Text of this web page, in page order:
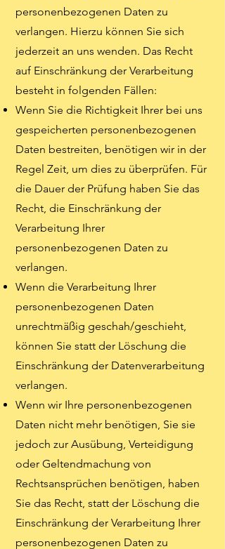
personenbezogenen Daten zu
verlangen. Hierzu können Sie sich
jederzeit an uns wenden. Das Recht
auf Einschränkung der Verarbeitung
besteht in folgenden Fällen:
Wenn Sie die Richtigkeit Ihrer bei uns
gespeicherten personenbezogenen
Daten bestreiten, benötigen wir in der
Regel Zeit, um dies zu überprüfen. Für
die Dauer der Prüfung haben Sie das
Recht, die Einschränkung der
Verarbeitung Ihrer
personenbezogenen Daten zu
verlangen.
Wenn die Verarbeitung Ihrer
personenbezogenen Daten
unrechtmäßig geschah/geschieht,
können Sie statt der Löschung die
Einschränkung der Datenverarbeitung
verlangen.
Wenn wir Ihre personenbezogenen
Daten nicht mehr benötigen, Sie sie
jedoch zur Ausübung, Verteidigung
oder Geltendmachung von
Rechtsansprüchen benötigen, haben
Sie das Recht, statt der Löschung die
Einschränkung der Verarbeitung Ihrer
personenbezogenen Daten zu